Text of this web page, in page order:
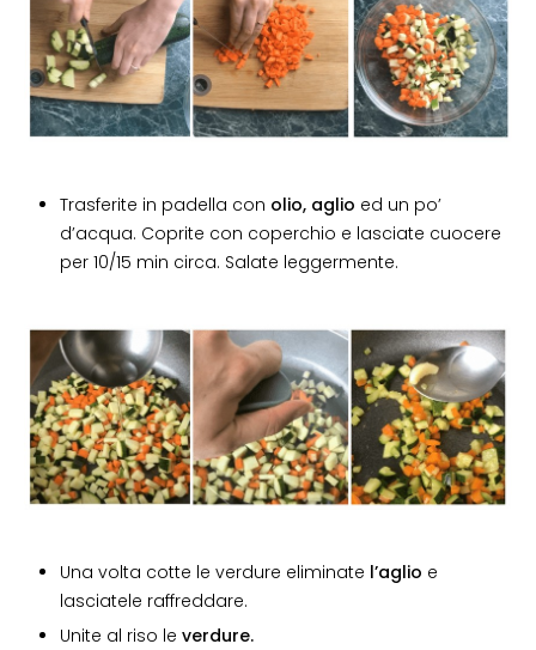
Trasferite in padella con olio, aglio ed un po’
d’acqua. Coprite con coperchio e lasciate cuocere
per 10/15 min circa. Salate leggermente.
Una volta cotte le verdure eliminate l’aglio e
lasciatele raffreddare.
Unite al riso le verdure.